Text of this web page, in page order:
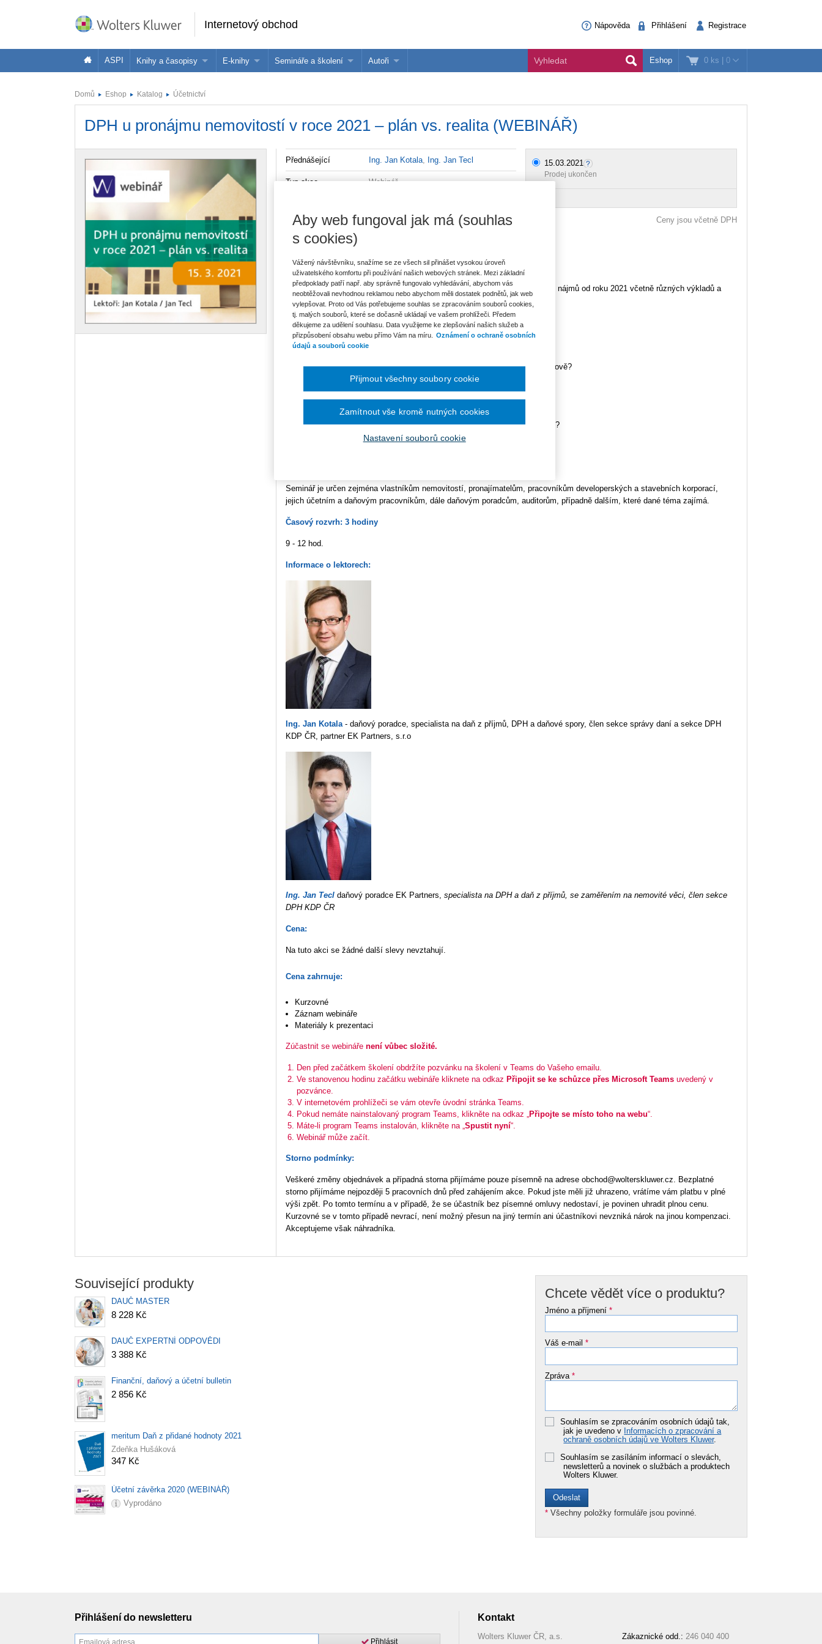
Internetový obchod Nápověda Přihlášení Registrace
0 ks | 0
ASPI Knihy a časopisy
Knihy
Časopisy
E-knihy
Koupit e-knihu
Půjčit si e-knihu
Semináře a školení
Školení ASPI, Libra a Praetor
Autoři
PublishOne
Eshop
Domů Eshop Katalog Účetnictví
DPH u pronájmu nemovitostí v roce 2021 – plán vs. realita (WEBINÁŘ)
15.03.2021
Prodej ukončen
Ceny jsou včetně DPH
Přednášející Ing. Jan Kotala, Ing. Jan Tecl
Typ akce Webinář
Datum 15.03.2021
Cíl webináře
Cílem semináře je seznámit Vás s daňovými dopady aktuální úpravy DPH u nájmů od roku 2021 včetně různých výkladů a
názorů na tuto problematiku.
Obsah webináře:
jaké změny proběhly od 1. 1. 2021?
jak postupovat v případě rozestavěné budovy nebo v rekonstruované budově?
jaký pohled má Finanční správa?
které nárokované DPH je třeba „hlídat“?
jaký je správný postup při vracení dříve nárokované DPH?
jakým způsobem je možné eliminovat negativní vlivy?
jakým způsobem přistupovat z pohledu DPH k platbám za elektřinu /vodu?
Seminář je určen zejména vlastníkům nemovitostí, pronajímatelům, pracovníkům developerských a stavebních korporací,
jejich účetním a daňovým pracovníkům, dále daňovým poradcům, auditorům, případně dalším, které dané téma zajímá.
Časový rozvrh: 3 hodiny
9 - 12 hod.
Informace o lektorech:
Ing. Jan Kotala- daňový poradce, specialista na daň z příjmů, DPH a daňové spory, člen sekce správy daní a sekce DPH
KDP ČR, partner EK Partners, s.r.o
Ing. Jan Tecldaňový poradce EK Partners, specialista na DPH a daň z příjmů, se zaměřením na nemovité věci, člen sekce
DPH KDP ČR
Cena:
Na tuto akci se žádné další slevy nevztahují.
Cena zahrnuje:
Kurzovné
Záznam webináře
Materiály k prezentaci
Zúčastnit se webináře není vůbec složité.
Den před začátkem školení obdržíte pozvánku na školení v Teams do Vašeho emailu.
Ve stanovenou hodinu začátku webináře kliknete na odkaz Připojit se ke schůzce přes Microsoft Teams uvedený v
pozvánce.
V internetovém prohlížeči se vám otevře úvodní stránka Teams.
Pokud nemáte nainstalovaný program Teams, klikněte na odkaz „Připojte se místo toho na webu“.
Máte-li program Teams instalován, klikněte na „Spustit nyní“.
Webinář může začít.
Storno podmínky:
Veškeré změny objednávek a případná storna přijímáme pouze písemně na adrese obchod@wolterskluwer.cz. Bezplatné
storno přijímáme nejpozději 5 pracovních dnů před zahájením akce. Pokud jste měli již uhrazeno, vrátíme vám platbu v plné
výši zpět. Po tomto termínu a v případě, že se účastník bez písemné omluvy nedostaví, je povinen uhradit plnou cenu.
Kurzovné se v tomto případě nevrací, není možný přesun na jiný termín ani účastníkovi nevzniká nárok na jinou kompenzaci.
Akceptujeme však náhradníka.
Související produkty
DAUČ MASTER
8 228 Kč
DAUČ EXPERTNÍ ODPOVĚDI
3 388 Kč
Finanční, daňový a účetní bulletin
2 856 Kč
meritum Daň z přidané hodnoty 2021
Zdeňka Hušáková
347 Kč
Účetní závěrka 2020 (WEBINÁŘ)
Vyprodáno
Chcete vědět více o produktu?
Jméno a příjmení*
Váš e-mail*
Zpráva*
Souhlasím se zpracováním osobních údajů tak,
jak je uvedeno v Informacích o zpracování a
ochraně osobních údajů ve Wolters Kluwer.
Souhlasím se zasíláním informací o slevách,
newsletterů a novinek o službách a produktech
Wolters Kluwer.
* Všechny položky formuláře jsou povinné.
Přihlášení do newsletteru
Přihlásit
Kontakt
Wolters Kluwer ČR, a.s.
Zákaznické odd.: 246 040 400
Aby web fungoval jak má (souhlas
s cookies)
Vážený návštěvníku, snažíme se ze všech sil přinášet vysokou úroveň
uživatelského komfortu při používání našich webových stránek. Mezi základní
předpoklady patří např. aby správně fungovalo vyhledávání, abychom vás
neobtěžovali nevhodnou reklamou nebo abychom měli dostatek podnětů, jak web
vylepšovat. Proto od Vás potřebujeme souhlas se zpracováním souborů cookies,
tj. malých souborů, které se dočasně ukládají ve vašem prohlížeči. Předem
děkujeme za udělení souhlasu. Data využijeme ke zlepšování našich služeb a
přizpůsobení obsahu webu přímo Vám na míru.
Oznámení o ochraně osobních
údajů a souborů cookie
Nastavení souborů cookie
Zamítnout vše kromě nutných cookies
Přijmout všechny soubory cookie